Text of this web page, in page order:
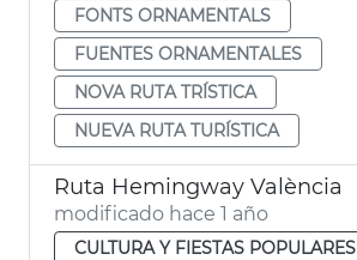
FONTS ORNAMENTALS
FUENTES ORNAMENTALES
NOVA RUTA TRÍSTICA
NUEVA RUTA TURÍSTICA
Ruta Hemingway València
modificado hace 1 año
CULTURA Y FIESTAS POPULARES